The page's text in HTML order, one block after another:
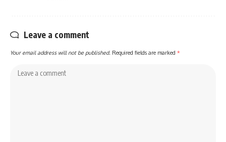
Leave a comment
Your email address will not be published. Required fields are marked *